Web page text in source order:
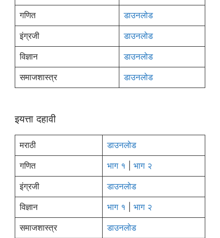
गणित डाउनलोड
इंग्रजी डाउनलोड
विज्ञान डाउनलोड
समाजशास्त्र डाउनलोड
इयत्ता दहावी
मराठी डाउनलोड
गणित भाग १ भाग २
इंग्रजी डाउनलोड
विज्ञान भाग १ भाग २
समाजशास्त्र डाउनलोड